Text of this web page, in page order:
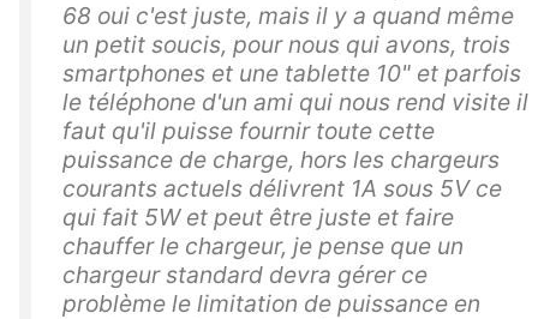
68 oui c'est juste, mais il y a quand même
un petit soucis, pour nous qui avons, trois
smartphones et une tablette 10" et parfois
le téléphone d'un ami qui nous rend visite il
faut qu'il puisse fournir toute cette
puissance de charge, hors les chargeurs
courants actuels délivrent 1A sous 5V ce
qui fait 5W et peut être juste et faire
chauffer le chargeur, je pense que un
chargeur standard devra gérer ce
problème le limitation de puissance en